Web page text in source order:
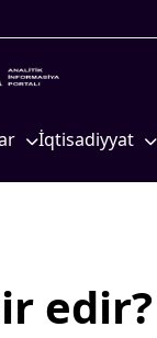
Zəfəri
İqtisadiyyat
Kənd təsərrüfatı
edir?